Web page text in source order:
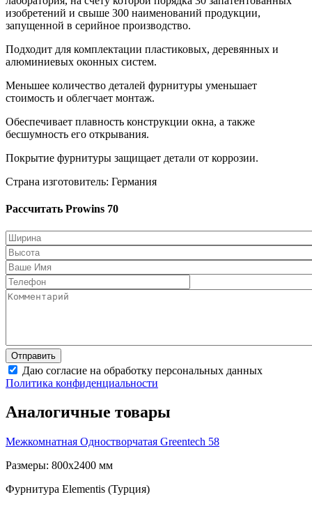
изобретений и свыше 300 наименований продукции,
запущенной в серийное производство.
Подходит для комплектации пластиковых, деревянных и
алюминиевых оконных систем.
Меньшее количество деталей фурнитуры уменьшает
стоимость и облегчает монтаж.
Обеспечивает плавность конструкции окна, а также
бесшумность его открывания.
Покрытие фурнитуры защищает детали от коррозии.
Страна изготовитель: Германия
Рассчитать Prowins 70
Даю согласие на обработку персональных данных
Политика конфиденциальности
Аналогичные товары
Межкомнатная Одностворчатая Greentech 58
Размеры: 800x2400 мм
Фурнитура Elementis (Турция)